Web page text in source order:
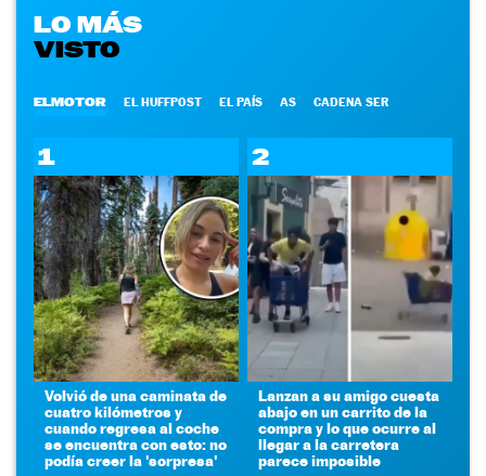
LO MÁS
VISTO
ELMOTOR EL HUFFPOST EL PAÍS AS CADENA SER
1
Volvió de una caminata de
cuatro kilómetros y
cuando regresa al coche
se encuentra con esto: no
podía creer la 'sorpresa'
2
Lanzan a su amigo cuesta
abajo en un carrito de la
compra y lo que ocurre al
llegar a la carretera
parece imposible